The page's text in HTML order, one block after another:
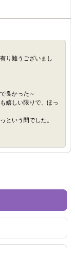
り難うございまし
良かった～
嬉しい限りで、ほっ
という間でした。